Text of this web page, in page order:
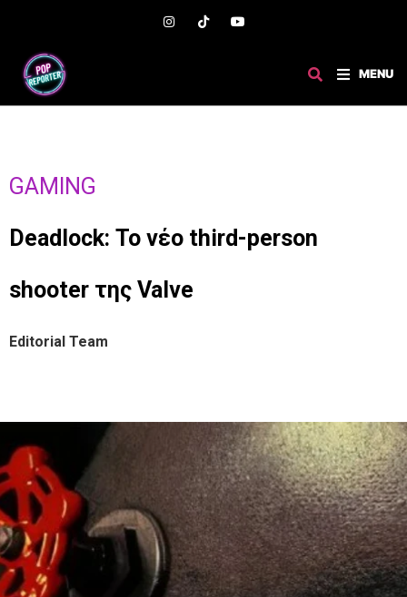
MENU
GAMING
Deadlock: Το νέο third-person
shooter της Valve
Editorial Team